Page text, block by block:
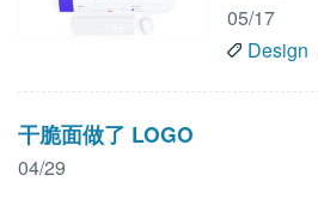
05/17
Design
干脆面做了 LOGO
04/29